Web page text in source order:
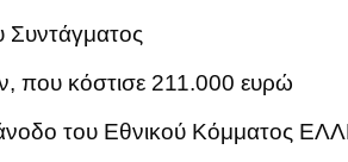
Συντάγματος
που κόστισε 211.000 ευρώ
άνοδο του Εθνικού Κόμματος